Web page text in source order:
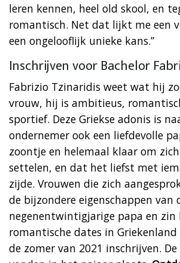
leren kennen, heel old skool, en
romantisch. Net dat lijkt me een
een ongelooflijk unieke kans.”
Inschrijven voor Bachelor
Fabrizio Tzinaridis weet wat hij
vrouw, hij is ambitieus,
sportief. Deze Griekse adonis is
ondernemer ook een liefdevolle
zoontje en helemaal klaar om
settelen, en dat het liefst met
zijde. Vrouwen die zich
de bijzondere eigenschappen van
negenentwintigjarige papa en zin
romantische dates in
de zomer van 2021 inschrijven.